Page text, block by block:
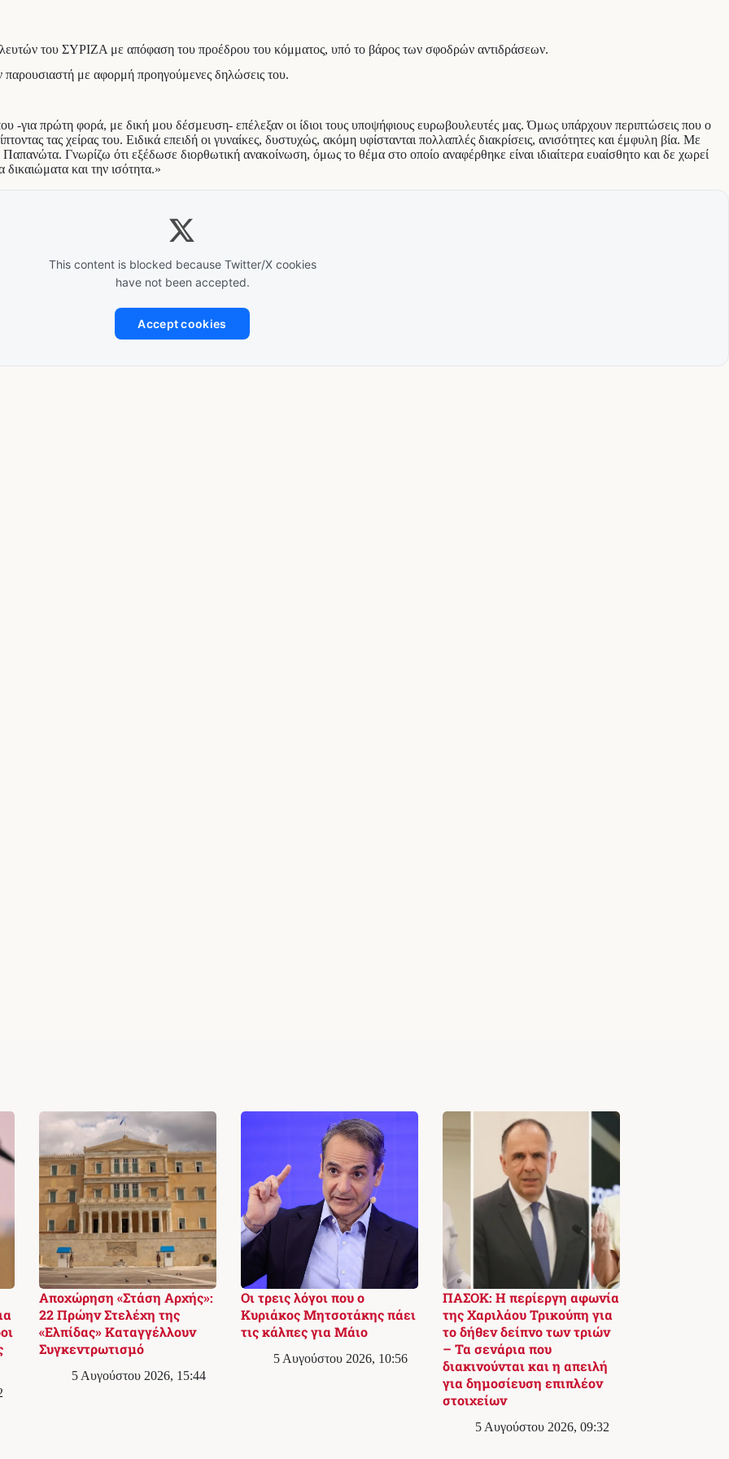
του ΣΥΡΙΖΑ με απόφαση του προέδρου του κόμματος, υπό το βάρος των σφοδρών αντιδράσεων.
με αφορμή προηγούμενες δηλώσεις του.
-για πρώτη φορά, με δική μου δέσμευση- επέλεξαν οι ίδιοι τους υποψήφιους ευρωβουλευτές μας. Όμως υπάρχουν περιπτώσεις που ο
τας χείρας του. Ειδικά επειδή οι γυναίκες, δυστυχώς, ακόμη υφίστανται πολλαπλές διακρίσεις, ανισότητες και έμφυλη βία. Με
Γνωρίζω ότι εξέδωσε διορθωτική ανακοίνωση, όμως το θέμα στο οποίο αναφέρθηκε είναι ιδιαίτερα ευαίσθητο και δε χωρεί
και την ισότητα.»
This content is blocked because Twitter/X cookies
have not been accepted.
Accept cookies
Αποχώρηση «Στάση Αρχής»:
22 Πρώην Στελέχη της
«Ελπίδας» Καταγγέλλουν
Συγκεντρωτισμό
5 Αυγούστου 2026, 15:44
Οι τρεις λόγοι που ο
Κυριάκος Μητσοτάκης πάει
τις κάλπες για Μάιο
5 Αυγούστου 2026, 10:56
ΠΑΣΟΚ: Η περίεργη αφωνία
της Χαριλάου Τρικούπη για
το δήθεν δείπνο των τριών
– Τα σενάρια που
διακινούνται και η απειλή
για δημοσίευση επιπλέον
στοιχείων
5 Αυγούστου 2026, 09:32